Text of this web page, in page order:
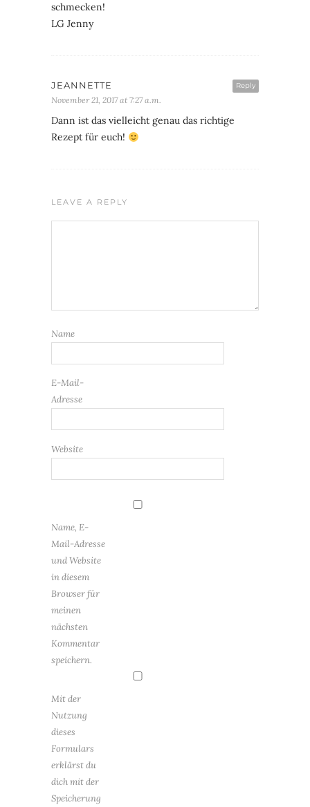
schmecken!
LG Jenny
Reply
JEANNETTE
November 21, 2017 at 7:27 a.m.
Dann ist das vielleicht genau das richtige
Rezept für euch!
LEAVE A REPLY
Name
E-Mail-
Adresse
Website
Name, E-
Mail-Adresse
und Website
in diesem
Browser für
meinen
nächsten
Kommentar
speichern.
Mit der
Nutzung
dieses
Formulars
erklärst du
dich mit der
Speicherung